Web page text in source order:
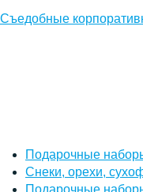
Съедобные
Подарочные
Снеки, орехи,
Подарочные